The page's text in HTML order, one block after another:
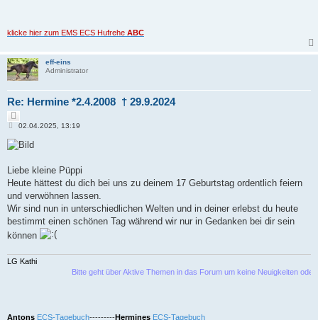
klicke hier zum EMS ECS Hufrehe ABC
eff-eins
Administrator
Re: Hermine *2.4.2008 † 29.9.2024
i
i
e
n
B
i
t
a
g
02.04.2025, 13:19
Liebe kleine Püppi
Heute hättest du dich bei uns zu deinem 17 Geburtstag ordentlich feiern
und verwöhnen lassen.
Wir sind nun in unterschiedlichen Welten und in deiner erlebst du heute
bestimmt einen schönen Tag während wir nur in Gedanken bei dir sein
können
LG Kathi
Bitte geht über Aktive Themen in das Forum um keine Neuigkeiten oder
Antons ECS-Tagebuch---------Hermines ECS-Tagebuch